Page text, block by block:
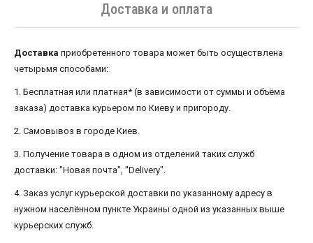
Доставка и оплата
Доставка приобретенного товара может быть осуществлена ​​
четырьмя способами:
1. Бесплатная или платная* (в зависимости от суммы и объёма
заказа) доставка курьером по Киеву и пригороду.
2. Самовывоз в городе Киев.
3. Получение товара в одном из отделений таких служб
доставки: "Новая почта", "Delivery".
4. Заказ услуг курьерской доставки по указанному адресу в
нужном населённом пункте Украины одной из указанных выше
курьерских служб.